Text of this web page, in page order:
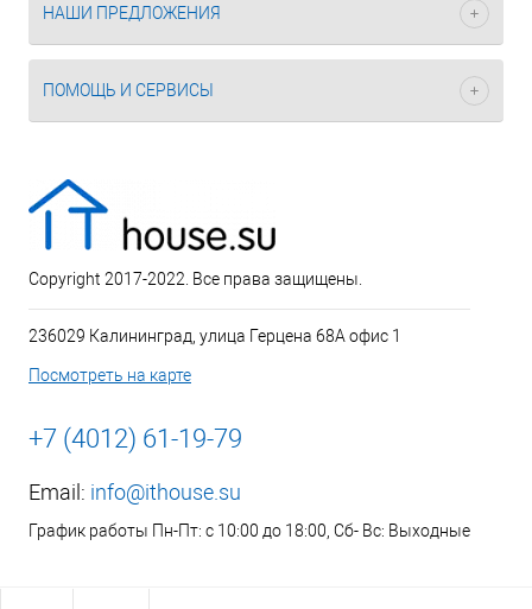
НАШИ ПРЕДЛОЖЕНИЯ
ПОМОЩЬ И СЕРВИСЫ
Copyright 2017-2022. Все права защищены.
236029 Калининград, улица Герцена 68А офис 1
Посмотреть на карте
+7 (4012) 61-19-79
Email: info@ithouse.su
График работы Пн-Пт: с 10:00 до 18:00, Сб- Вс: Выходные